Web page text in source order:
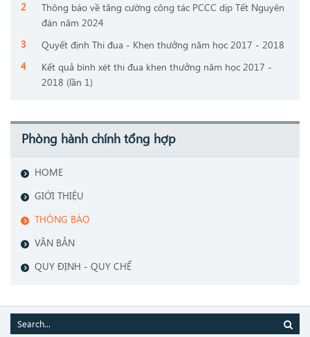
Thông báo về tăng cường công tác PCCC dịp Tết Nguyên
đán năm 2024
Quyết định Thi đua - Khen thưởng năm học 2017 - 2018
Kết quả bình xét thi đua khen thưởng năm học 2017 -
2018 (lần 1)
Phòng hành chính tổng hợp
HOME
GIỚI THIỆU
THÔNG BÁO
VĂN BẢN
QUY ĐỊNH - QUY CHẾ